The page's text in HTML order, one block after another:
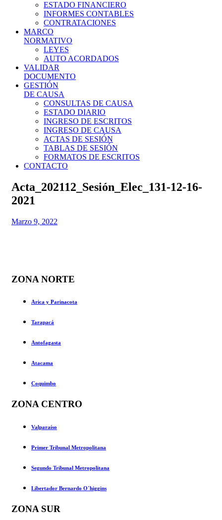
ESTADO FINANCIERO
INFORMES CONTABLES
CONTRATACIONES
MARCO
NORMATIVO
LEYES
AUTO ACORDADOS
VALIDAR
DOCUMENTO
GESTIÓN
DE CAUSA
CONSULTAS DE CAUSA
ESTADO DIARIO
INGRESO DE ESCRITOS
INGRESO DE CAUSA
ACTAS DE SESIÓN
TABLAS DE SESIÓN
FORMATOS DE ESCRITOS
CONTACTO
Acta_202112_Sesión_Elec_131-12-16-
2021
Marzo 9, 2022
ZONA NORTE
Arica y Parinacota
Tarapacá
Antofagasta
Atacama
Coquimbo
ZONA CENTRO
Valparaíso
Primer Tribunal Metropolitana
Segundo Tribunal Metropolitana
Libertador Bernardo O´higgins
ZONA SUR